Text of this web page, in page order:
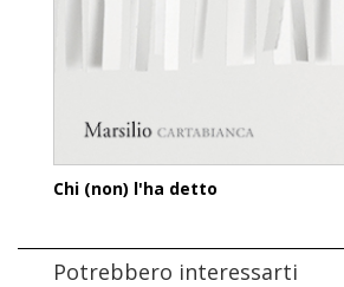
Chi (non) l'ha detto
Potrebbero interessarti